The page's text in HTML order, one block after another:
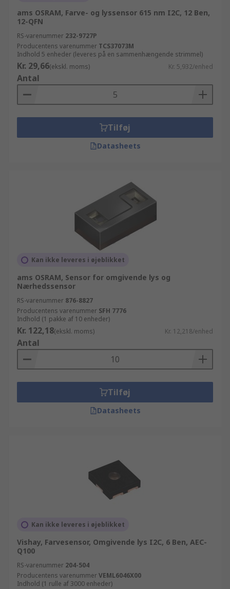
ams OSRAM, Farve- og lyssensor 615 nm I2C, 12 Ben,
12-QFN
RS-varenummer 232-9727P
Producentens varenummer TCS37073M
Indhold 5 enheder (leveres på en sammenhængende strimmel)
Kr. 29,66(ekskl. moms) Kr. 5,932/enhed
Antal
Tilføj
Datasheets
Kan ikke leveres i øjeblikket
ams OSRAM, Sensor for omgivende lys og
Nærhedssensor
RS-varenummer 876-8827
Producentens varenummer SFH 7776
Indhold (1 pakke af 10 enheder)
Kr. 122,18(ekskl. moms) Kr. 12,218/enhed
Antal
Tilføj
Datasheets
Kan ikke leveres i øjeblikket
Vishay, Farvesensor, Omgivende lys I2C, 6 Ben, AEC-
Q100
RS-varenummer 204-504
Producentens varenummerVEML6046X00
Indhold (1 rulle af 3000 enheder)